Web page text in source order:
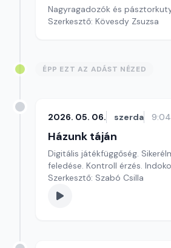
Nagyragadozók és
Szerkesztő: Kövesdy Zsuzsa
ÉPP EZT AZ ADÁST NÉZED
2026. 05. 06. szerda 9:04
Házunk táján
Digitális játékfüggőség.
feledése. Kontroll érzés.
Szerkesztő: Szabó Csilla